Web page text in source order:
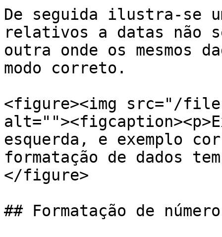
De seguida ilustra-se
relativos a datas não
outra onde os mesmos
modo correto.
<figure><img src="/files/
esquerda, e exemplo
formatação de dados
</figure>
## Formatação de